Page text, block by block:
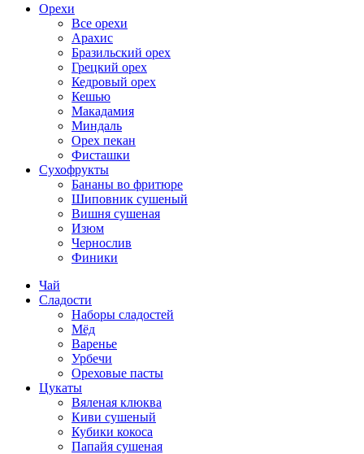
Орехи
Все орехи
Арахис
Бразильский орех
Грецкий орех
Кедровый орех
Кешью
Макадамия
Миндаль
Орех пекан
Фисташки
Сухофрукты
Бананы во фритюре
Шиповник сушеный
Вишня сушеная
Изюм
Чернослив
Финики
Чай
Сладости
Наборы сладостей
Мёд
Варенье
Урбечи
Ореховые пасты
Цукаты
Вяленая клюква
Киви сушеный
Кубики кокоса
Папайя сушеная